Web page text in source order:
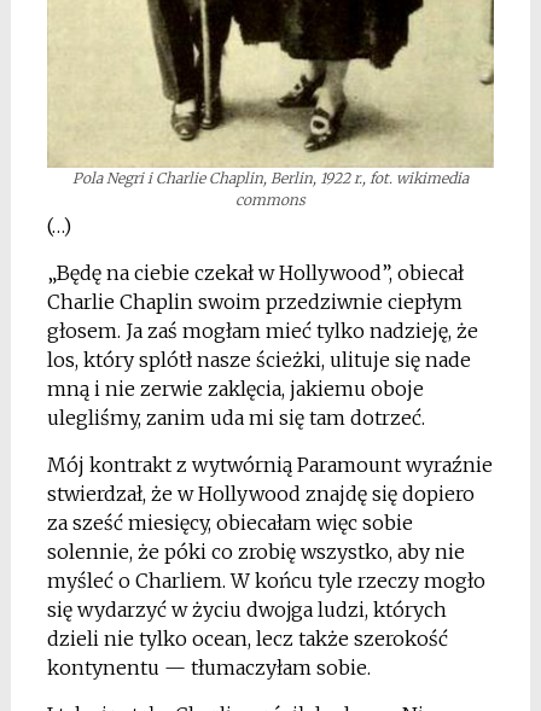
Pola Negri i Charlie Chaplin, Berlin, 1922 r., fot. wikimedia
commons
(…)
„Będę na ciebie czekał w Hollywood”, obiecał
Charlie Chaplin swoim przedziwnie ciepłym
głosem. Ja zaś mogłam mieć tylko nadzieję, że
los, który splótł nasze ścieżki, ulituje się nade
mną i nie zerwie zaklęcia, jakiemu oboje
ulegliśmy, zanim uda mi się tam dotrzeć.
Mój kontrakt z wytwórnią Paramount wyraźnie
stwierdzał, że w Hollywood znajdę się dopiero
za sześć miesięcy, obiecałam więc sobie
solennie, że póki co zrobię wszystko, aby nie
myśleć o Charliem. W końcu tyle rzeczy mogło
się wydarzyć w życiu dwojga ludzi, których
dzieli nie tylko ocean, lecz także szerokość
kontynentu — tłumaczyłam sobie.